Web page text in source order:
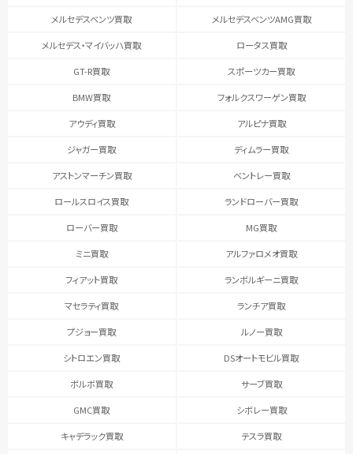
メルセデスベンツ買取 メルセデスベンツAMG買取
メルセデス・マイバッハ買取 ロータス買取
GT-R買取 スポーツカー買取
BMW買取 フォルクスワーゲン買取
アウディ買取 アルピナ買取
ジャガー買取 ディムラー買取
アストンマーチン買取 ベントレー買取
ロールスロイス買取 ランドローバー買取
ローバー買取 MG買取
ミニ買取 アルファロメオ買取
フィアット買取 ランボルギーニ買取
マセラティ買取 ランチア買取
プジョー買取 ルノー買取
シトロエン買取 DSオートモビル買取
ボルボ買取 サーブ買取
GMC買取 シボレー買取
キャデラック買取 テスラ買取